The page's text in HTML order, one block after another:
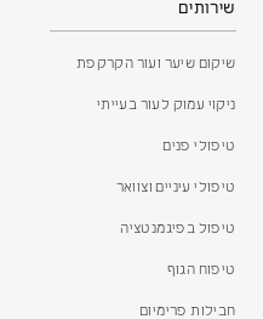
שירותים
שיקום שיער ועור הקרקפת
ניקוי עמוק לעור בעייתי
טיפולי פנים
טיפולי עיניים וצוואר
טיפול בפיגמנטציה
טיפוח הגוף
חבילות פרימיום